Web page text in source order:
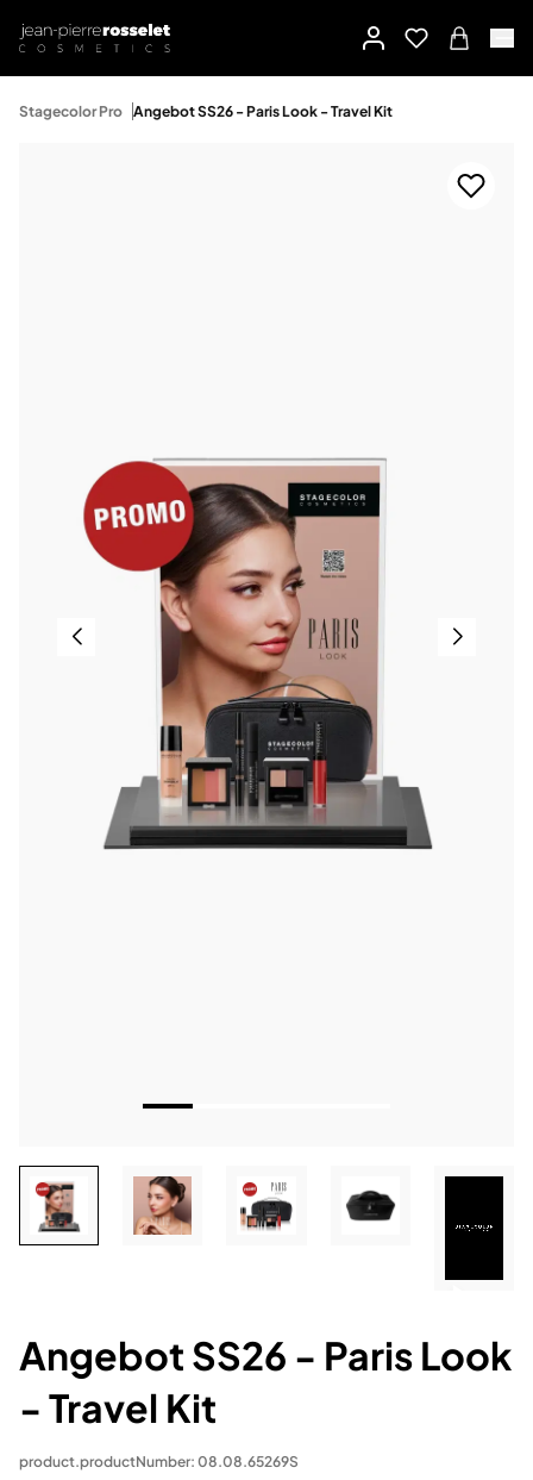
Stagecolor Pro Angebot SS26 - Paris Look - Travel Kit
Angebot SS26 - Paris Look
- Travel Kit
product.productNumber: 08.08.65269S